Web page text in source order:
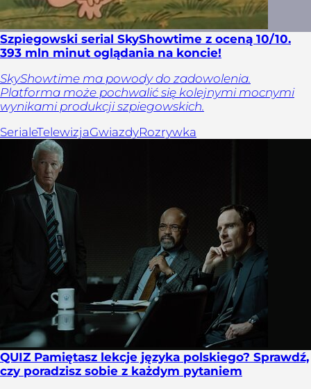
Szpiegowski serial SkyShowtime z oceną 10/10.
393 mln minut oglądania na koncie!
SkyShowtime ma powody do zadowolenia.
Platforma może pochwalić się kolejnymi mocnymi
wynikami produkcji szpiegowskich.
SerialeTelewizjaGwiazdyRozrywka
QUIZ Pamiętasz lekcje języka polskiego? Sprawdź,
czy poradzisz sobie z każdym pytaniem